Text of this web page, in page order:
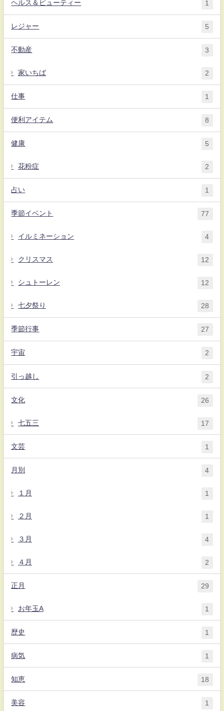
ヘルス＆ビューティー 1
レジャー 5
不動産 3
家いちば 2
仕事 1
便利アイテム 8
健康 5
花粉症 2
占い 1
季節イベント 77
イルミネーション 4
クリスマス 12
シュトーレン 12
七夕祭り 28
季節行事 27
宇宙 2
引っ越し 2
文化 26
七五三 17
文芸 1
月別 4
１月 1
２月 1
３月 4
４月 2
正月 29
お年玉A 1
歴史 1
病気 1
知恵 18
美容 1